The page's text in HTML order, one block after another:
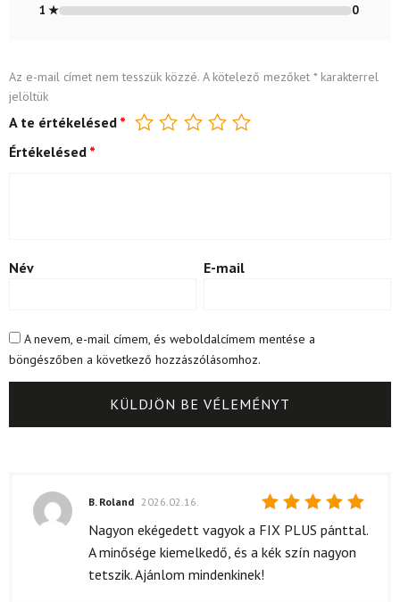
1 ★ 0
Az e-mail címet nem tesszük közzé. A kötelező mezőket *karakterrel
jelöltük
A te értékelésed *
Értékelésed *
Név E-mail
A nevem, e-mail címem, és weboldalcímem mentése a
böngészőben a következő hozzászólásomhoz.
Értékelés:
B. Roland 2026.02.16.
Nagyon ekégedett vagyok a FIX PLUS pánttal.
A minősége kiemelkedő, és a kék szín nagyon
tetszik. Ajánlom mindenkinek!